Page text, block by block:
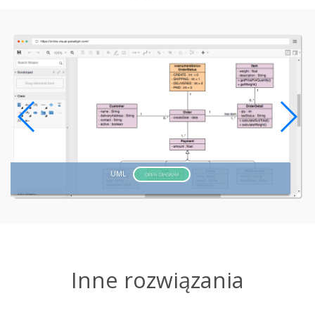
UML OPEN DIAGRAM
Inne rozwiązania